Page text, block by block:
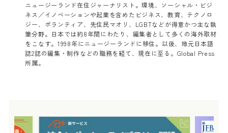
ニュージーランド在住ジャーナリスト。環境、ソーシャル・ビジ
ネス／イノベーションや起業を含めたビジネス、教育、テクノロ
ジー、ボランティア、先住民マオリ、LGBTなどが得意かつ主な執
筆分野。日本では約8年間にわたり、編集者として多くの海外取材
をこなす。1998年にニュージーランドに移住。以後、地元日本語
誌2誌の編集・制作などの職務を経て、現在に至る。Global Press
所属。